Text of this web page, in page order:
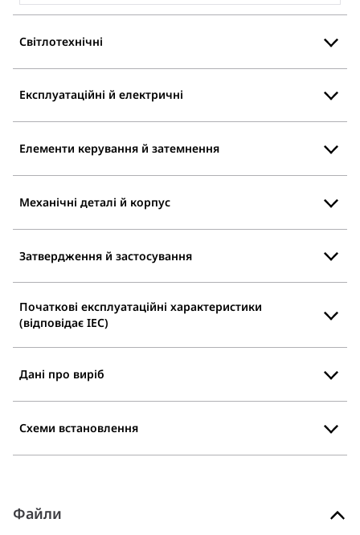
Світлотехнічні
Експлуатаційні й електричні
Елементи керування й затемнення
Механічні деталі й корпус
Затвердження й застосування
Початкові експлуатаційні характеристики
(відповідає IEC)
Дані про виріб
Схеми встановлення
Файли